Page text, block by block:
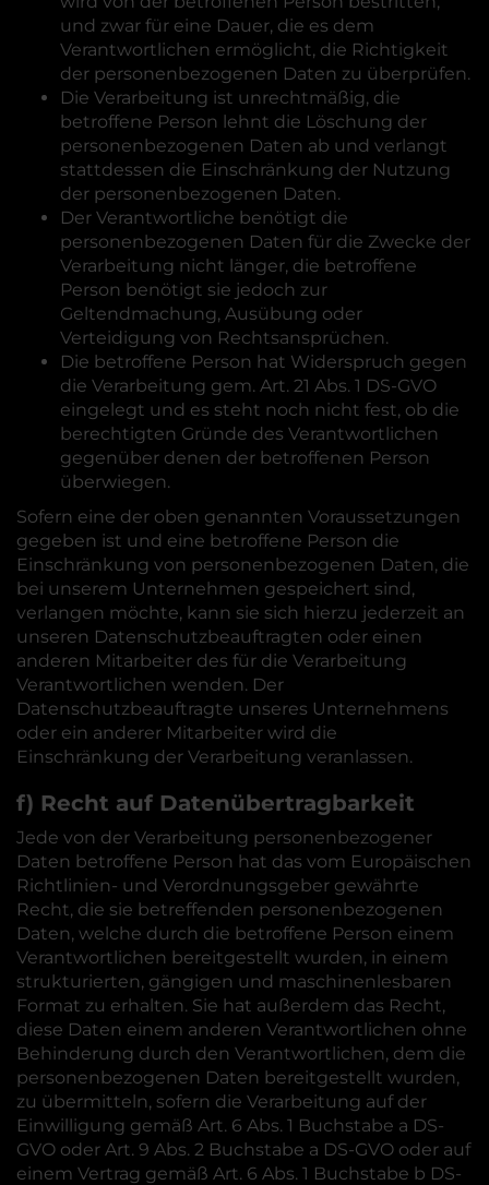
und zwar für eine Dauer, die es dem
Verantwortlichen ermöglicht, die Richtigkeit
der personenbezogenen Daten zu überprüfen.
Die Verarbeitung ist unrechtmäßig, die
betroffene Person lehnt die Löschung der
personenbezogenen Daten ab und verlangt
stattdessen die Einschränkung der Nutzung
der personenbezogenen Daten.
Der Verantwortliche benötigt die
personenbezogenen Daten für die Zwecke der
Verarbeitung nicht länger, die betroffene
Person benötigt sie jedoch zur
Geltendmachung, Ausübung oder
Verteidigung von Rechtsansprüchen.
Die betroffene Person hat Widerspruch gegen
die Verarbeitung gem. Art. 21 Abs. 1 DS-GVO
eingelegt und es steht noch nicht fest, ob die
berechtigten Gründe des Verantwortlichen
gegenüber denen der betroffenen Person
überwiegen.
Sofern eine der oben genannten Voraussetzungen
gegeben ist und eine betroffene Person die
Einschränkung von personenbezogenen Daten, die
bei unserem Unternehmen gespeichert sind,
verlangen möchte, kann sie sich hierzu jederzeit an
unseren Datenschutzbeauftragten oder einen
anderen Mitarbeiter des für die Verarbeitung
Verantwortlichen wenden. Der
Datenschutzbeauftragte unseres Unternehmens
oder ein anderer Mitarbeiter wird die
Einschränkung der Verarbeitung veranlassen.
f) Recht auf Datenübertragbarkeit
Jede von der Verarbeitung personenbezogener
Daten betroffene Person hat das vom Europäischen
Richtlinien- und Verordnungsgeber gewährte
Recht, die sie betreffenden personenbezogenen
Daten, welche durch die betroffene Person einem
Verantwortlichen bereitgestellt wurden, in einem
strukturierten, gängigen und maschinenlesbaren
Format zu erhalten. Sie hat außerdem das Recht,
diese Daten einem anderen Verantwortlichen ohne
Behinderung durch den Verantwortlichen, dem die
personenbezogenen Daten bereitgestellt wurden,
zu übermitteln, sofern die Verarbeitung auf der
Einwilligung gemäß Art. 6 Abs. 1 Buchstabe a DS-
GVO oder Art. 9 Abs. 2 Buchstabe a DS-GVO oder auf
einem Vertrag gemäß Art. 6 Abs. 1 Buchstabe b DS-